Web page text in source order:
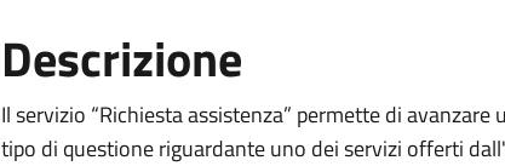
Descrizione
Il servizio “Richiesta assistenza” permette di
tipo di questione riguardante uno dei servizi offerti